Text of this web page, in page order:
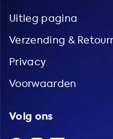
over onze adapters en
Soolutions elektrische
Uitleg pagina
Verzending &
Privacy
Voorwaarden
Volg ons